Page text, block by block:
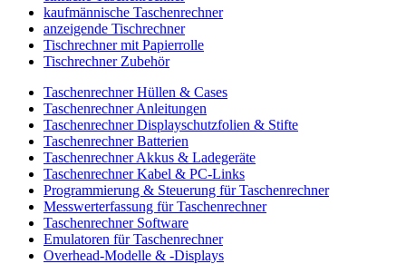
kaufmännische Taschenrechner
anzeigende Tischrechner
Tischrechner mit Papierrolle
Tischrechner Zubehör
Taschenrechner Hüllen & Cases
Taschenrechner Anleitungen
Taschenrechner Displayschutzfolien & Stifte
Taschenrechner Batterien
Taschenrechner Akkus & Ladegeräte
Taschenrechner Kabel & PC-Links
Programmierung & Steuerung für Taschenrechner
Messwerterfassung für Taschenrechner
Taschenrechner Software
Emulatoren für Taschenrechner
Overhead-Modelle & -Displays